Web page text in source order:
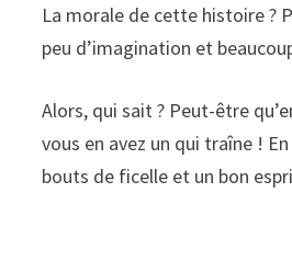
La morale de cette histoire ?
peu d’imagination et
Alors, qui sait ? Peut-être
vous en avez un qui traîne !
bouts de ficelle et un bon